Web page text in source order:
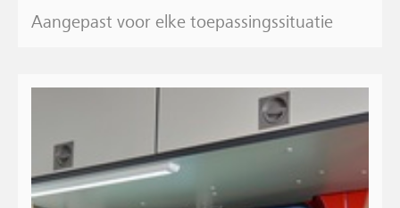
Aangepast voor elke toepassingssituatie